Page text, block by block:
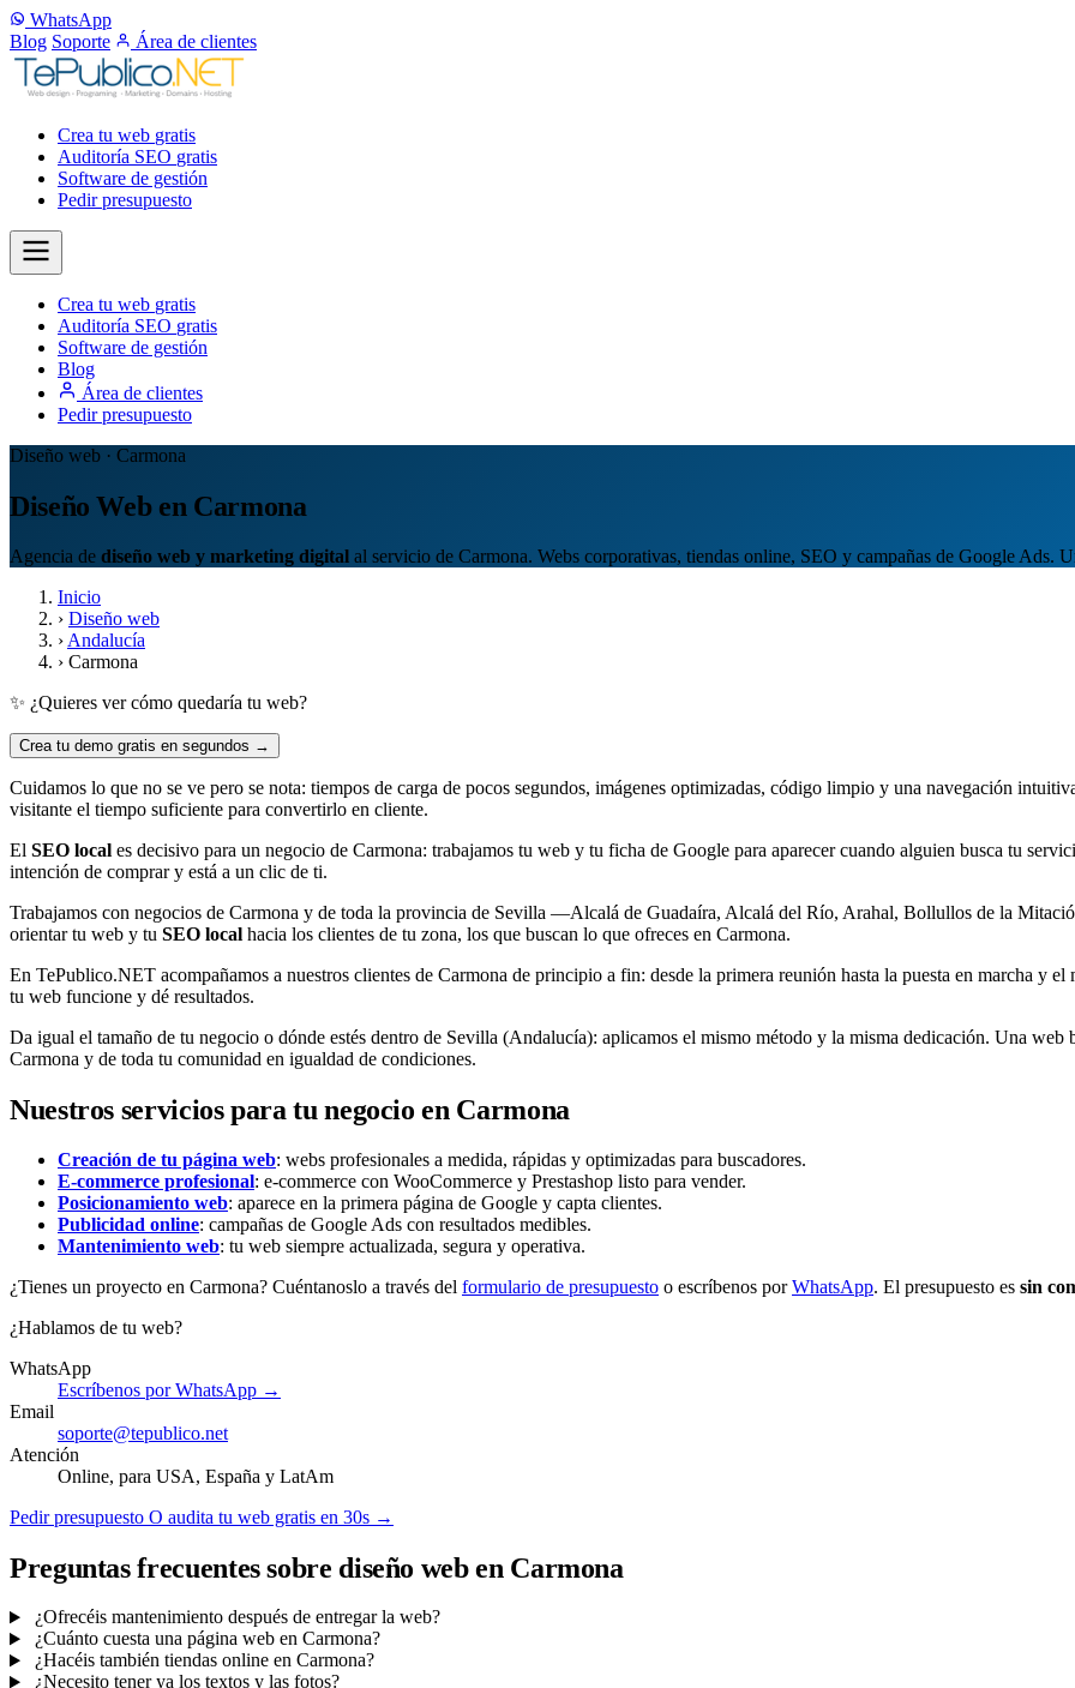
WhatsApp
Blog Soporte Área de clientes
Crea tu web gratis
Auditoría SEO gratis
Software de gestión
Pedir presupuesto
Crea tu web gratis
Auditoría SEO gratis
Software de gestión
Blog
Área de clientes
Pedir presupuesto
Diseño web · Carmona
Diseño Web en Carmona
Agencia de diseño web y marketing digital al servicio de Carmona. Webs corporativas, tiendas online, SEO y campañas de Google Ads.
Inicio
› Diseño web
› Andalucía
› Carmona
✨ ¿Quieres ver cómo quedaría tu web?
Crea tu demo gratis en segundos →
Cuidamos lo que no se ve pero se nota: tiempos de carga de pocos segundos, imágenes optimizadas, código limpio y una navegación
visitante el tiempo suficiente para convertirlo en cliente.
El SEO local es decisivo para un negocio de Carmona: trabajamos tu web y tu ficha de Google para aparecer cuando alguien busca tu
intención de comprar y está a un clic de ti.
Trabajamos con negocios de Carmona y de toda la provincia de Sevilla —Alcalá de Guadaíra, Alcalá del Río, Arahal, Bollullos de la
orientar tu web y tu SEO local hacia los clientes de tu zona, los que buscan lo que ofreces en Carmona.
En TePublico.NET acompañamos a nuestros clientes de Carmona de principio a fin: desde la primera reunión hasta la puesta en marcha y
tu web funcione y dé resultados.
Da igual el tamaño de tu negocio o dónde estés dentro de Sevilla (Andalucía): aplicamos el mismo método y la misma dedicación. Una
Carmona y de toda tu comunidad en igualdad de condiciones.
Nuestros servicios para tu negocio en Carmona
Creación de tu página web: webs profesionales a medida, rápidas y optimizadas para buscadores.
E-commerce profesional: e-commerce con WooCommerce y Prestashop listo para vender.
Posicionamiento web: aparece en la primera página de Google y capta clientes.
Publicidad online: campañas de Google Ads con resultados medibles.
Mantenimiento web: tu web siempre actualizada, segura y operativa.
¿Tienes un proyecto en Carmona? Cuéntanoslo a través del formulario de presupuesto o escríbenos porWhatsApp. El presupuesto es sin
¿Hablamos de tu web?
WhatsApp
Escríbenos por WhatsApp →
Email
soporte@tepublico.net
Atención
Online, para USA, España y LatAm
Pedir presupuesto O audita tu web gratis en 30s →
Preguntas frecuentes sobre diseño web en Carmona
¿Ofrecéis mantenimiento después de entregar la web?
¿Cuánto cuesta una página web en Carmona?
¿Hacéis también tiendas online en Carmona?
¿Necesito tener ya los textos y las fotos?